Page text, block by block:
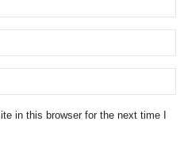
in this browser for the next time I